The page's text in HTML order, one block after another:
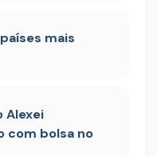
mais
Alexei
com bolsa no